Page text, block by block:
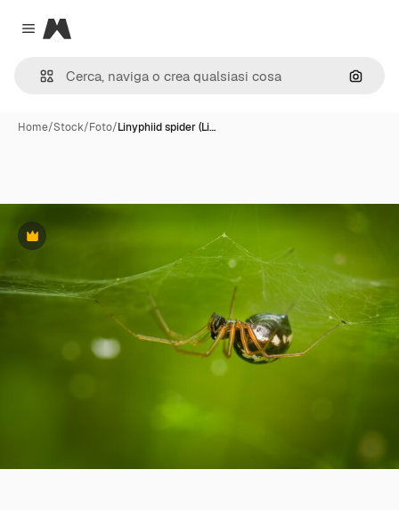
Close menu
Magnific
Cerca
Home/Stock/Foto/Linyphiid spider (Li…
Premium